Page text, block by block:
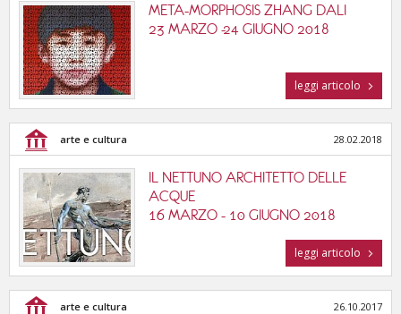
META-MORPHOSIS ZHANG DALI
23 MARZO -24 GIUGNO 2018
leggi articolo
arte e cultura 28.02.2018
IL NETTUNO ARCHITETTO DELLE
ACQUE
16 MARZO - 10 GIUGNO 2018
leggi articolo
arte e cultura 26.10.2017